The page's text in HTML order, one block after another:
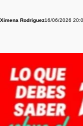
Ximena Rodriguez16/06/2026